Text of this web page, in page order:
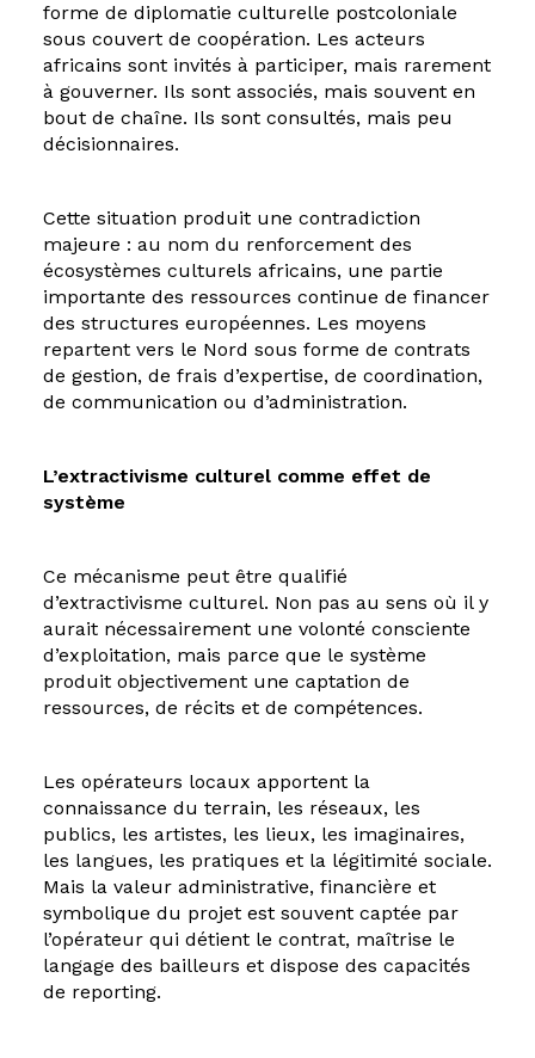
forme de diplomatie culturelle postcoloniale
sous couvert de coopération. Les acteurs
africains sont invités à participer, mais rarement
à gouverner. Ils sont associés, mais souvent en
bout de chaîne. Ils sont consultés, mais peu
décisionnaires.
Cette situation produit une contradiction
majeure : au nom du renforcement des
écosystèmes culturels africains, une partie
importante des ressources continue de financer
des structures européennes. Les moyens
repartent vers le Nord sous forme de contrats
de gestion, de frais d’expertise, de coordination,
de communication ou d’administration.
L’extractivisme culturel comme effet de
système
Ce mécanisme peut être qualifié
d’extractivisme culturel. Non pas au sens où il y
aurait nécessairement une volonté consciente
d’exploitation, mais parce que le système
produit objectivement une captation de
ressources, de récits et de compétences.
Les opérateurs locaux apportent la
connaissance du terrain, les réseaux, les
publics, les artistes, les lieux, les imaginaires,
les langues, les pratiques et la légitimité sociale.
Mais la valeur administrative, financière et
symbolique du projet est souvent captée par
l’opérateur qui détient le contrat, maîtrise le
langage des bailleurs et dispose des capacités
de reporting.